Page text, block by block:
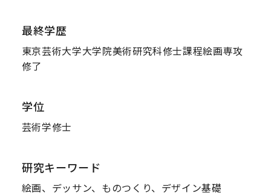
最終学歴
東京芸術⼤学⼤学院美術研究科修⼠課程絵画専攻
修了
学位
芸術学修⼠
研究キーワード
絵画、デッサン、ものつくり、デザイン基礎